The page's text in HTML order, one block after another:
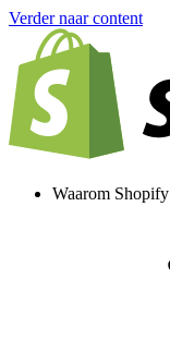
Verder naar content
Waarom Shopify